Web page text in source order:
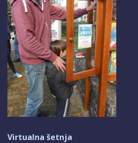
Virtualna šetnja